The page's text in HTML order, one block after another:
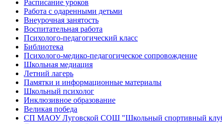
Расписание уроков
Работа с одаренными детьми
Внеурочная занятость
Воспитательная работа
Психолого-педагогический класс
Библиотека
Психолого-медико-педагогическое сопровождение
Школьная медиация
Летний лагерь
Памятки и информационные материалы
Школьный психолог
Инклюзивное образование
Великая победа
СП МАОУ Луговской СОШ "Школьный спортивный